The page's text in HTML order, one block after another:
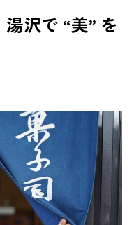
沢で “美” を